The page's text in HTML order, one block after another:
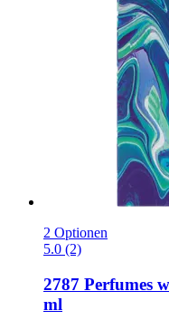
2 Optionen
5.0 (2)
2787 Perfumes
ml